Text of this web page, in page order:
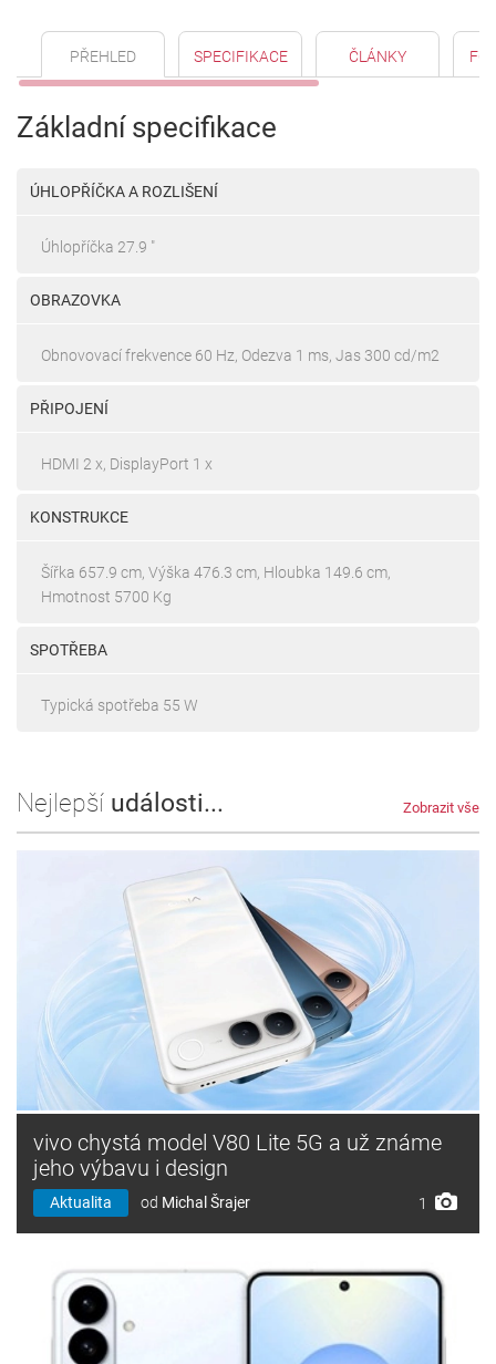
PŘEHLED SPECIFIKACE ČLÁNKY
Základní specifikace
ÚHLOPŘÍČKA A ROZLIŠENÍ
Úhlopříčka 27.9 "
OBRAZOVKA
Obnovovací frekvence 60 Hz, Odezva 1 ms, Jas 300 cd/m2
PŘIPOJENÍ
HDMI 2 x, DisplayPort 1 x
KONSTRUKCE
Šířka 657.9 cm, Výška 476.3 cm, Hloubka 149.6 cm,
Hmotnost 5700 Kg
SPOTŘEBA
Typická spotřeba 55 W
Nejlepší události... Zobrazit vše
vivo chystá model V80 Lite 5G a už známe
jeho výbavu i design
Aktualita od Michal Šrajer 1